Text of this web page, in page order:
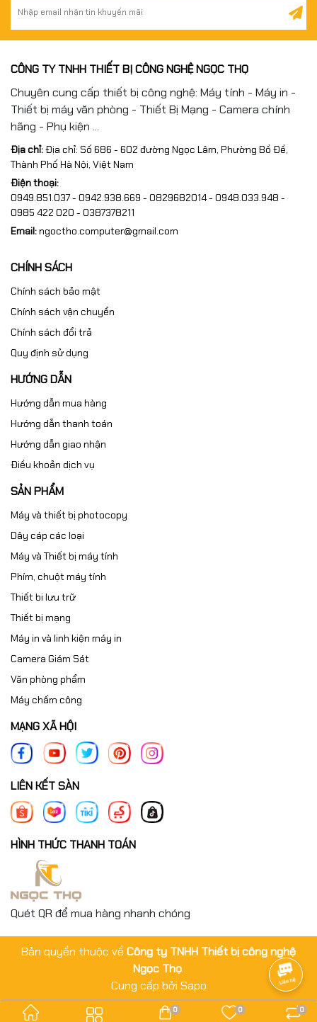
CÔNG TY TNHH THIẾT BỊ CÔNG NGHỆ NGỌC THỌ
Chuyên cung cấp thiết bị công nghệ: Máy tính - Máy in -
Thiết bị máy văn phòng - Thiết Bị Mạng - Camera chính
hãng - Phụ kiện ...
Địa chỉ:Địa chỉ: Số 686 - 602 đường Ngọc Lâm, Phường Bồ Đề,
Thành Phố Hà Nội, Việt Nam
Điện thoại:
0949.851.037 - 0942.938.669 - 0829682014 - 0948.033.948 -
0985 422 020 - 0387378211
Email:ngoctho.computer@gmail.com
CHÍNH SÁCH
Chính sách bảo mật
Chính sách vận chuyển
Chính sách đổi trả
Quy định sử dụng
HƯỚNG DẪN
Hướng dẫn mua hàng
Hướng dẫn thanh toán
Hướng dẫn giao nhận
Điều khoản dịch vụ
SẢN PHẨM
Máy và thiết bị photocopy
Dây cáp các loại
Máy và Thiết bị máy tính
Phím, chuột máy tính
Thiết bi lưu trữ
Thiết bị mạng
Máy in và linh kiện máy in
Camera Giám Sát
Văn phòng phẩm
Máy chấm công
MẠNG XÃ HỘI
LIÊN KẾT SÀN
HÌNH THỨC THANH TOÁN
Quét QR để mua hàng nhanh chóng
Bản quyền thuộc về Công ty TNHH Thiết bị công nghệ
Ngọc Thọ.
Cung cấp bởi Sapo
0 0 0